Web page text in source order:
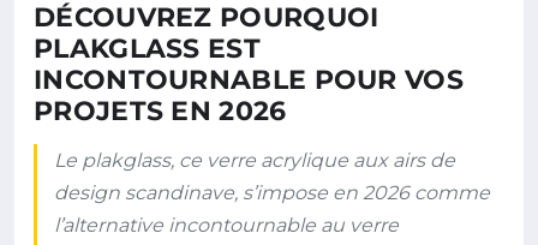
DÉCOUVREZ POURQUOI
PLAKGLASS EST
INCONTOURNABLE POUR VOS
PROJETS EN 2026
Le plakglass, ce verre acrylique aux airs de
design scandinave, s’impose en 2026 comme
l’alternative incontournable au verre